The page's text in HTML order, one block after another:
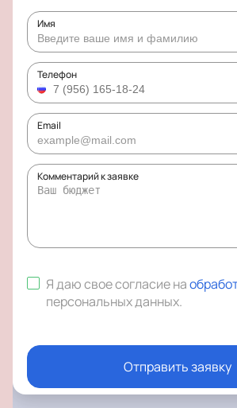
Имя
Телефон
Email
Комментарий к заявке
Я даю свое согласие на
персональных данных.
Отправить заявку